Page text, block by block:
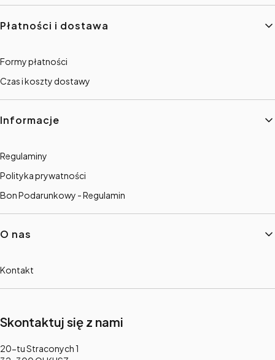
Płatności i dostawa
Formy płatności
Czas i koszty dostawy
Informacje
Regulaminy
Polityka prywatności
Bon Podarunkowy - Regulamin
O nas
Kontakt
Skontaktuj się z nami
Adres:
20-tu Straconych 1